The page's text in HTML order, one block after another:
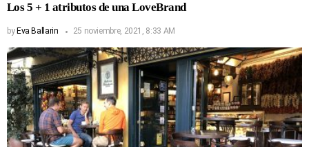
Los 5 + 1 atributos de una LoveBrand
by Eva Ballarin 25 noviembre, 2021, 8:33 AM